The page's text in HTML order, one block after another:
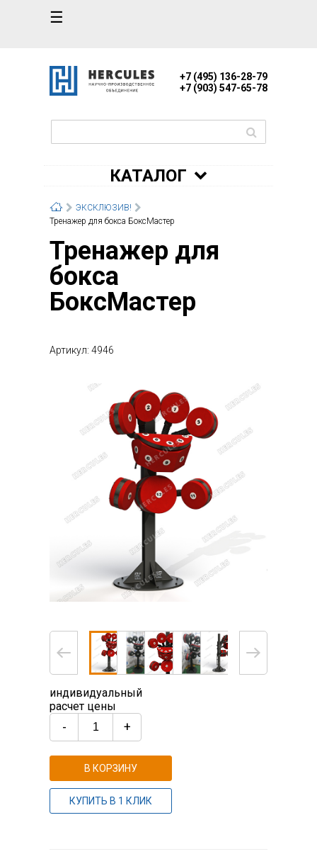
☰
+7 (495) 136-28-79
+7 (903) 547-65-78
КАТАЛОГ
ЭКСКЛЮЗИВ!
Тренажер для бокса БоксМастер
Тренажер для
бокса
БоксМастер
Артикул: 4946
индивидуальный
расчет цены
- +
В КОРЗИНУ
КУПИТЬ В 1 КЛИК